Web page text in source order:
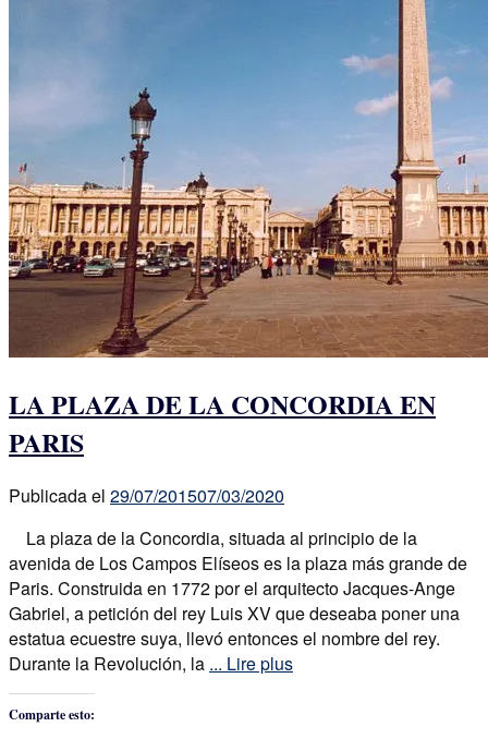
LA PLAZA DE LA CONCORDIA EN
PARIS
Publicada el 29/07/201507/03/2020
La plaza de la Concordia, situada al principio de la
avenida de Los Campos Elíseos es la plaza más grande de
Paris. Construida en 1772 por el arquitecto Jacques-Ange
Gabriel, a petición del rey Luis XV que deseaba poner una
estatua ecuestre suya, llevó entonces el nombre del rey.
Durante la Revolución, la ... Lire plus
Comparte esto: